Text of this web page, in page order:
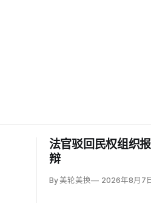
法官驳回民权组织
辩
By 美轮美换 2026年8月7